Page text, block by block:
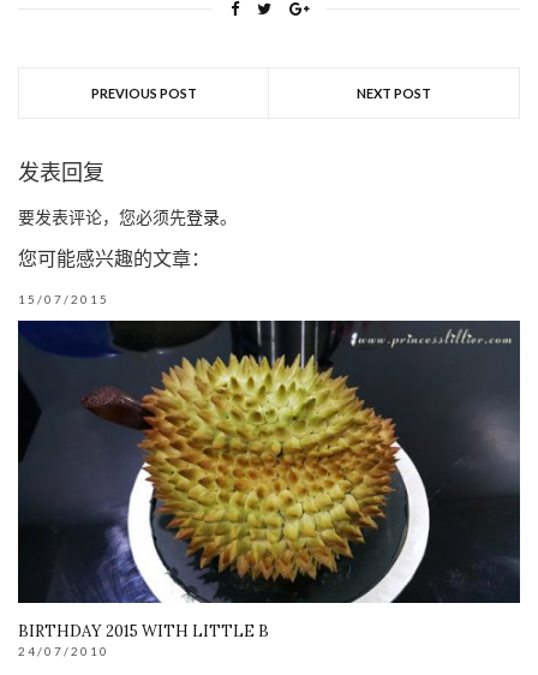
PREVIOUS POST NEXT POST
发表回复
要发表评论，您必须先登录。
您可能感兴趣的文章：
15/07/2015
BIRTHDAY 2015 WITH LITTLE B
24/07/2010